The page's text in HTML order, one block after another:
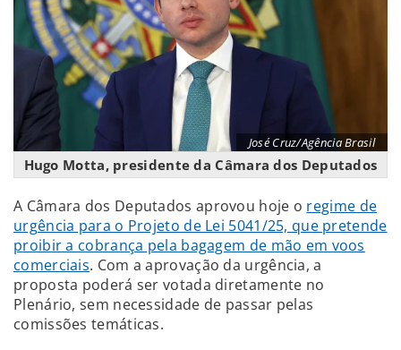
José Cruz/Agência Brasil
Hugo Motta, presidente da Câmara dos Deputados
A Câmara dos Deputados aprovou hoje o regime de
urgência para o Projeto de Lei 5041/25, que pretende
proibir a cobrança pela bagagem de mão em voos
comerciais. Com a aprovação da urgência, a
proposta poderá ser votada diretamente no
Plenário, sem necessidade de passar pelas
comissões temáticas.